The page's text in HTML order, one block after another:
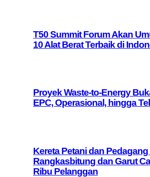
T50 Summit Forum Akan
10 Alat Berat Terbaik di
Proyek Waste-to-Energy
EPC, Operasional, hingga
Kereta Petani dan
Rangkasbitung dan Garut
Ribu Pelanggan